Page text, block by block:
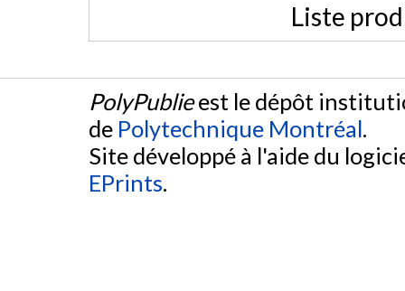
Liste
PolyPublieest le dépôt
de Polytechnique Montréal.
Site développé à l'aide du
EPrints.